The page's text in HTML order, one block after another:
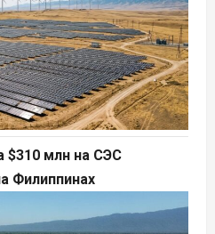
$310 млн на СЭС
Филиппинах